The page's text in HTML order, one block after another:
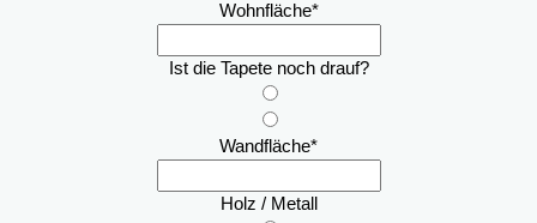
Wohnfläche*
Ist die Tapete noch drauf?
Wandfläche*
Holz / Metall